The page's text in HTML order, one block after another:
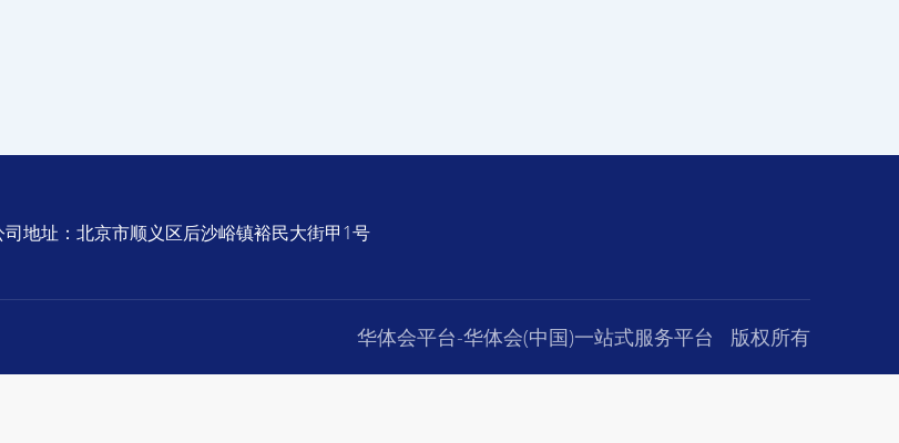
司地址：北京市顺义区后沙峪镇裕民大街甲1号
华体会平台-华体会(中国)一站式服务平台 版权所有